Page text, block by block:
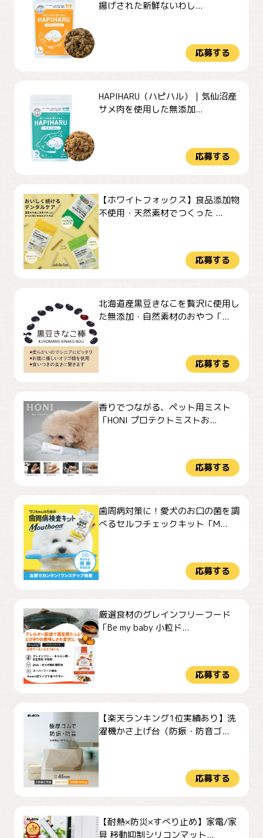
揚げされた新鮮ないわし...
応募する
HAPIHARU（ハピハル）｜気仙沼産
サメ肉を使用した無添加...
応募する
【ホワイトフォックス】食品添加物
不使用・天然素材でつくった ...
応募する
北海道産黒豆きなこを贅沢に使用し
た無添加・自然素材のおやつ「...
応募する
香りでつながる、ペット用ミスト
「HONI プロテクトミストお...
応募する
歯周病対策に！愛犬のお口の菌を調
べるセルフチェックキット「M...
応募する
厳選食材のグレインフリーフード
「Be my baby 小粒ド...
応募する
【楽天ランキング1位実績あり】洗
濯機かさ上げ台（防振・防音ゴ...
応募する
【耐熱×防災×すべり止め】家電/家
具 移動抑制シリコンマット...